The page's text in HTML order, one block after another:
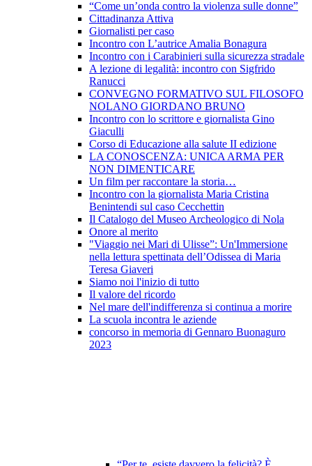
“Come un’onda contro la violenza sulle donne”
Cittadinanza Attiva
Giornalisti per caso
Incontro con L’autrice Amalia Bonagura
Incontro con i Carabinieri sulla sicurezza stradale
A lezione di legalità: incontro con Sigfrido
Ranucci
CONVEGNO FORMATIVO SUL FILOSOFO
NOLANO GIORDANO BRUNO
Incontro con lo scrittore e giornalista Gino
Giaculli
Corso di Educazione alla salute II edizione
LA CONOSCENZA: UNICA ARMA PER
NON DIMENTICARE
Un film per raccontare la storia…
Incontro con la giornalista Maria Cristina
Benintendi sul caso Cecchettin
Il Catalogo del Museo Archeologico di Nola
Onore al merito
"Viaggio nei Mari di Ulisse”: Un'Immersione
nella lettura spettinata dell’Odissea di Maria
Teresa Giaveri
Siamo noi l'inizio di tutto
Il valore del ricordo
Nel mare dell'indifferenza si continua a morire
La scuola incontra le aziende
concorso in memoria di Gennaro Buonaguro
2023